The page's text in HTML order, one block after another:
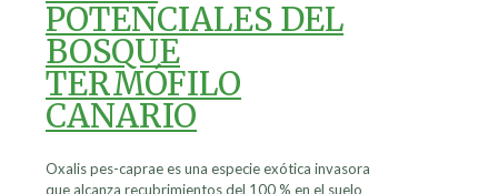
POTENCIALES DEL
BOSQUE
TERMÓFILO
CANARIO
Oxalis pes-caprae es una especie exótica invasora
que alcanza recubrimientos del 100 % en el suelo